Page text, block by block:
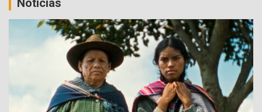
Noticias